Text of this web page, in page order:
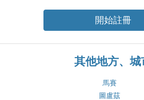
開始註冊
其他地方、城
馬賽
圖盧茲